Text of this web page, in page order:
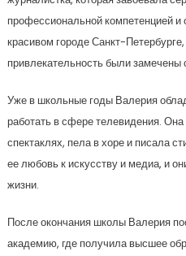
профессиональной компетенцией
красивом городе Санкт-Петербурге,
привлекательность были замечены
Уже в школьные годы Валерия
работать в сфере телевидения.
спектаклях, пела в хоре и писала
ее любовь к искусству и медиа, и
жизни.
После окончания школы Валерия
академию, где получила высшее